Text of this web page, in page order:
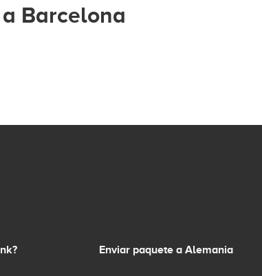
Barcelona
Enviar paquete a Alemania